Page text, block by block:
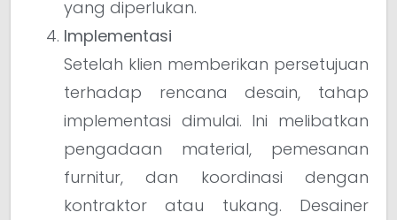
yang diperlukan.
Implementasi
Setelah klien memberikan persetujuan
terhadap rencana desain, tahap
implementasi dimulai. Ini melibatkan
pengadaan material, pemesanan
furnitur, dan koordinasi dengan
kontraktor atau tukang. Desainer